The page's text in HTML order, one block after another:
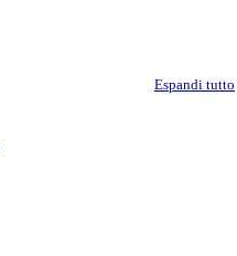
Espandi tutto